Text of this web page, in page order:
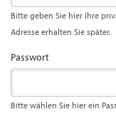
Bitte geben Sie hier Ihre
Adresse erhalten Sie später.
Passwort
Bitte wählen Sie hier ein